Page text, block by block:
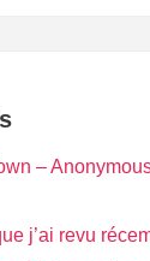
–
j’ai revu